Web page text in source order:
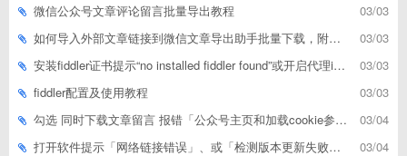
03/03
微信公众号文章评论留言批量导出教程
03/03
如何导入外部文章链接到微信文章导出助手批量下载，附上3种方式
03/03
安装fiddler证书提示“no installed fiddler found”或开启代理ip失败
03/03
fiddler配置及使用教程
03/04
勾选 同时下载文章留言 报错「公众号主页和加载cookie参数不能为空」
03/04
打开软件提示「网络链接错误」、或「检测版本更新失败」等网络问题解决方案